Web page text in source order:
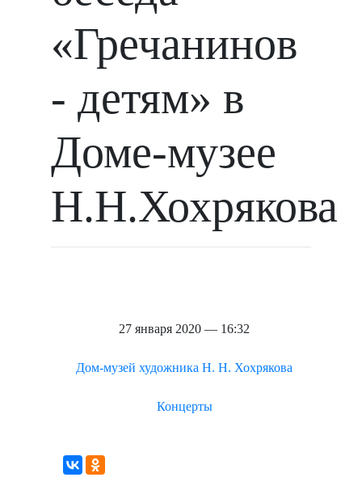
«Гречанинов
- детям» в
Доме-музее
Н.Н.Хохрякова
27 января 2020 — 16:32
Дом-музей художника Н. Н. Хохрякова
Концерты